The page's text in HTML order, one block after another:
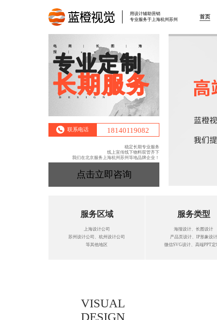
用设计辅助营销
专业服务于上海杭州苏州
首页
电商|长图|海
报|svg
专业定制
长期服务
DESIGN
联系电话 18140119082
稳定长期专业服务
线上宣传线下物料双管齐下
我们在北京服务上海杭州苏州等地品牌企业！
点击立即咨询
服务区域
上海设计公司
苏州设计公司、杭州设计公司
等其他地区
服务类型
海报设计、长图设计
产品页设计、IP形象设计
微信SVG设计、高端PPT定
VISUAL
DESIGN